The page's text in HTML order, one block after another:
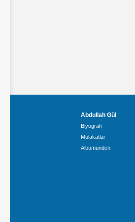
Abdullah Gül
Biyografi
Mülakatlar
Albümünden